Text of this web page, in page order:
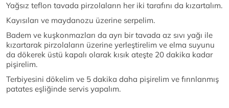
Yağsız teflon tavada pirzolaların her iki tarafını da kızartalım.
Kayısıları ve maydanozu üzerine serpelim.
Badem ve kuşkonmazları da ayrı bir tavada az sıvı yağı ile
kızartarak pirzolaların üzerine yerleştirelim ve elma suyunu
da dökerek üstü kapalı olarak kısık ateşte 20 dakika kadar
pişirelim.
Terbiyesini dökelim ve 5 dakika daha pişirelim ve fırınlanmış
patates eşliğinde servis yapalım.